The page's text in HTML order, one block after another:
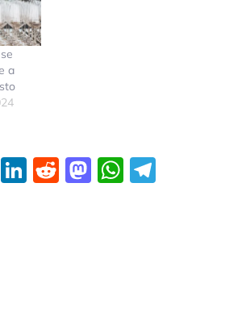
a
Pinterest
LinkedIn
Reddit
Mastodon